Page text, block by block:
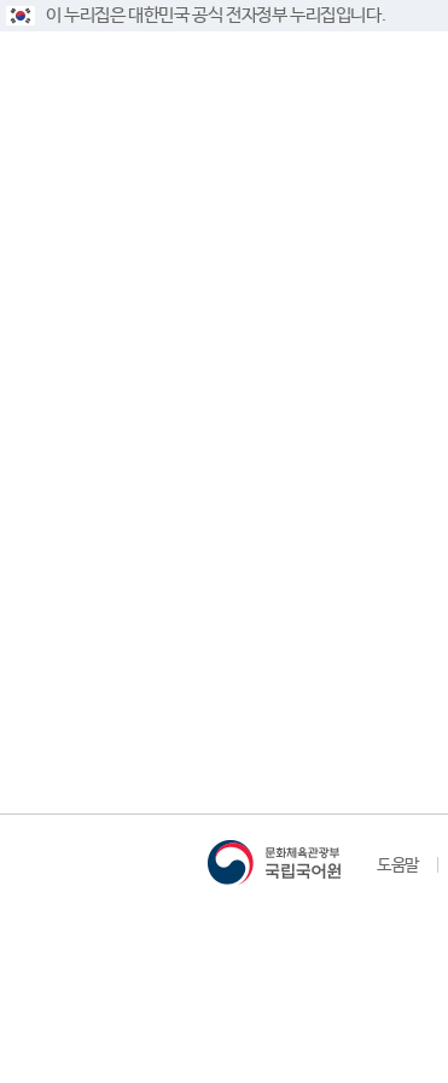
이 누리집은 대한민국 공식 전자정부 누리집입니다.
도움말